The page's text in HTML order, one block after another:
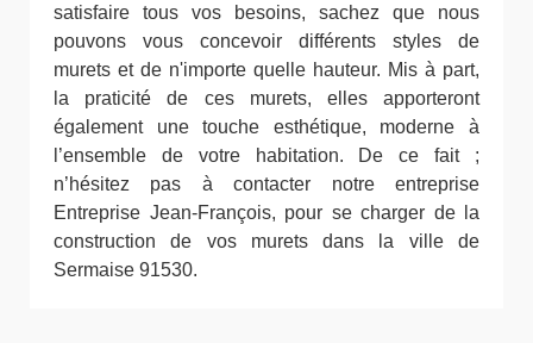
satisfaire tous vos besoins, sachez que nous
pouvons vous concevoir différents styles de
murets et de n'importe quelle hauteur. Mis à part,
la praticité de ces murets, elles apporteront
également une touche esthétique, moderne à
l’ensemble de votre habitation. De ce fait ;
n’hésitez pas à contacter notre entreprise
Entreprise Jean-François, pour se charger de la
construction de vos murets dans la ville de
Sermaise 91530.